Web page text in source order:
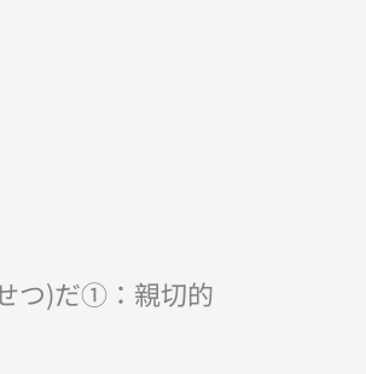
つ)だ①：親切的